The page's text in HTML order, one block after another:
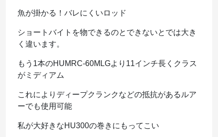
魚が掛かる！バレにくいロッド
ショートバイトを物できるのとできないとでは大き
く違います。
もう1本のHUMRC-60MLGより11インチ長くクラス
がミディアム
これによりディープクランクなどの抵抗があるルア
ーでも使用可能
私が大好きなHU300の巻きにもってこい